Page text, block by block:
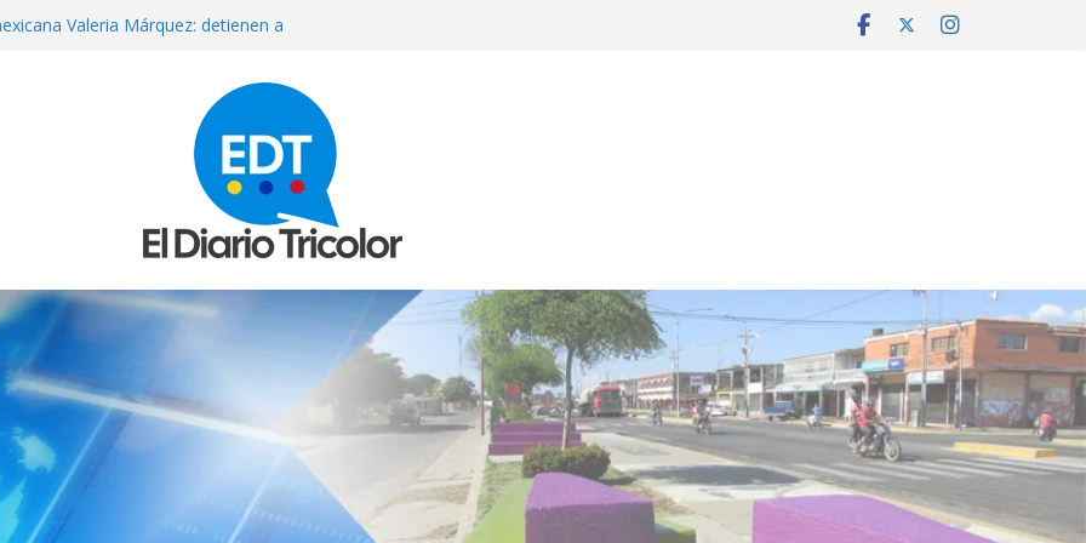
Valeria Márquez: detienen a
daños y recuperar el
reparan más de 13 mil
septiembre anuncia el Ministerio
asesinada de un disparo durante